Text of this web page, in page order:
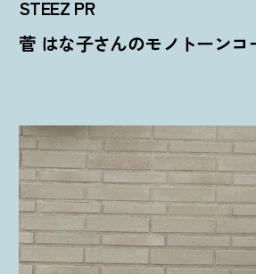
STEEZ PR
菅 はな子さんのモノトーンコ